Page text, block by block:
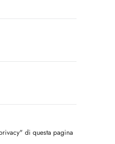
di questa pagina